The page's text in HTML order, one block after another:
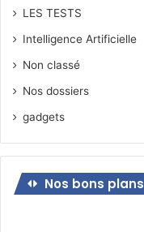
LES TESTS
Intelligence Artificielle
Non classé
Nos dossiers
gadgets
Nos bons plans